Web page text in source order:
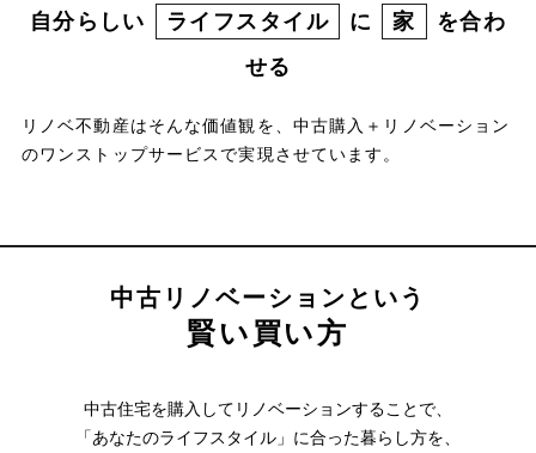
自分らしい ライフスタイル に 家
を合わ
せる
リノベ不動産はそんな価値観を、中古購入＋リノベーション
のワンストップサービスで実現させています。
中古リノベーションという
賢い買い方
中古住宅を購入してリノベーションすることで、
「あなたのライフスタイル」に合った暮らし方を、